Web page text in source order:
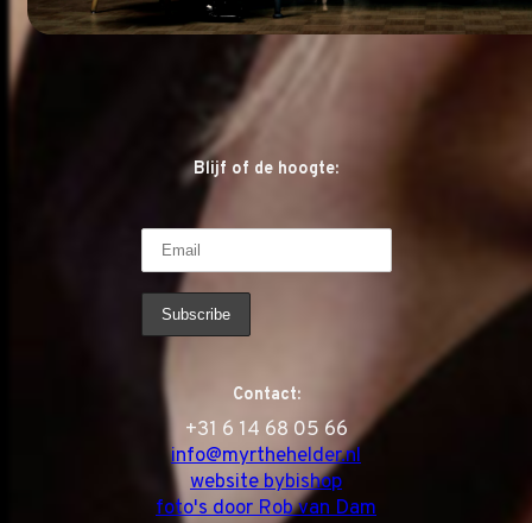
Blijf of de hoogte:
Contact:
‭+31 6 14 68 05 66
info@myrthehelder.nl
website bybishop
foto's door Rob van Dam